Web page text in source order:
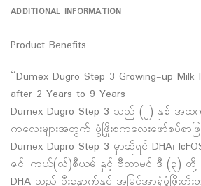
ADDITIONAL INFORMATION
Product Benefits
“Dumex Dugro Step 3 Growing-up Milk
after 2 Years to 9 Years
Dumex Dugro Step 3 သည် (၂) နှစ် အ
ကလေးများအတွက် ဖွံ့ဖြိုးစကလေးဖော်စပ်စာဖ
Dumex Dupro Step 3 မှာဆိုရင် DHA၊
ဇင်၊ ကယ်(လ်)စီယမ် နှင့် ဗီတာမင် ဒီ (၃) တို့ ပ
DHA သည် ဦးနှောက်နှင့် အမြင်အာရုံဖွံ့ဖြိုး